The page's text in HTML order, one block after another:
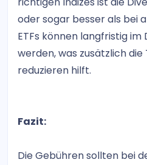
oder sogar besser als bei
ETFs können langfristig
werden, was zusätzlich
reduzieren hilft.
Fazit:
Die Gebühren sollten bei